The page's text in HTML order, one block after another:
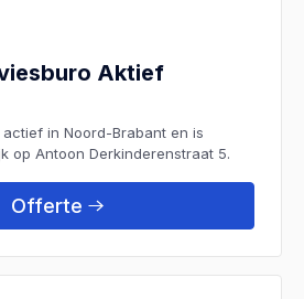
Aktief
in Noord-Brabant en is
op Antoon Derkinderenstraat 5.
Offerte